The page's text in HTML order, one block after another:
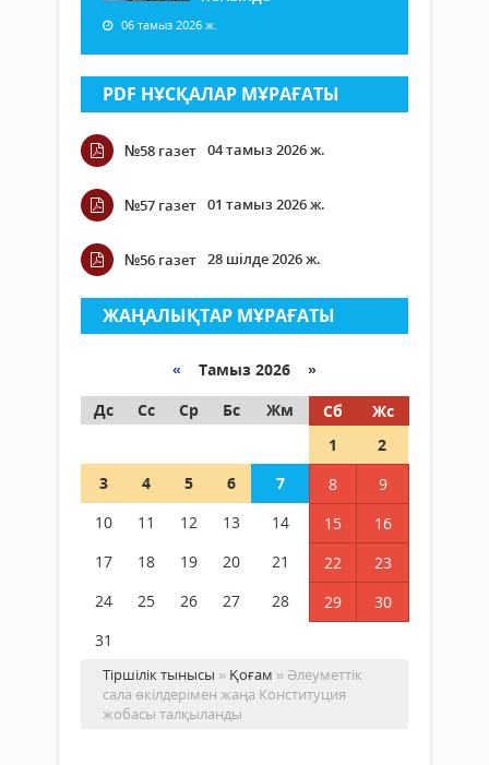
06 тамыз 2026 ж.
PDF НҰСҚАЛАР МҰРАҒАТЫ
№58 газет 04 тамыз 2026 ж.
№57 газет 01 тамыз 2026 ж.
№56 газет 28 шілде 2026 ж.
ЖАҢАЛЫҚТАР МҰРАҒАТЫ
« Тамыз 2026 »
Дс
Сс Ср Бс Жм Сб
Жс
1
2
3
4 5 6 7 8
9
10
11 12 13 14 15
16
17
18 19 20 21 22
23
24
25 26 27 28 29
30
31
Тіршілік тынысы » Қоғам » Әлеуметтік
сала өкілдерімен жаңа Конституция
жобасы талқыланды